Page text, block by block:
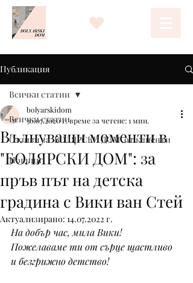
Публикация
Всички статии
Отзиви за "БОЛЯРСКИ ДОМ" от клиенти
Новини
Всички статии
Вълнуващи моменти в
"БОЛЯРСКИ ДОМ": за
пръв път на детска
градина с Вики ван Стей
bolyarskidom
30.07.2020 г.време за четене: 1 мин.
Актуализирано: 14.07.2022 г.
На добър час, мила Вики!
Пожелаваме ти от сърце щастливо
и безгрижно детство!